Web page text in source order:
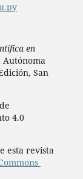
en
San
4.0
esta revista